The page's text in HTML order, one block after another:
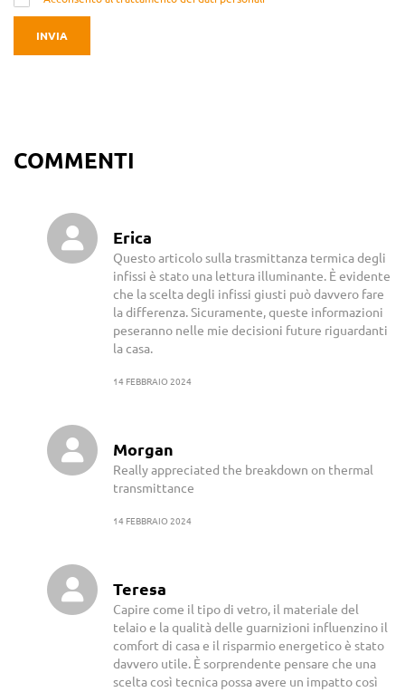
INVIA
COMMENTI
Erica
Questo articolo sulla trasmittanza termica degli
infissi è stato una lettura illuminante. È evidente
che la scelta degli infissi giusti può davvero fare
la differenza. Sicuramente, queste informazioni
peseranno nelle mie decisioni future riguardanti
la casa.
14 FEBBRAIO 2024
Morgan
Really appreciated the breakdown on thermal
transmittance
14 FEBBRAIO 2024
Teresa
Capire come il tipo di vetro, il materiale del
telaio e la qualità delle guarnizioni influenzino il
comfort di casa e il risparmio energetico è stato
davvero utile. È sorprendente pensare che una
scelta così tecnica possa avere un impatto così